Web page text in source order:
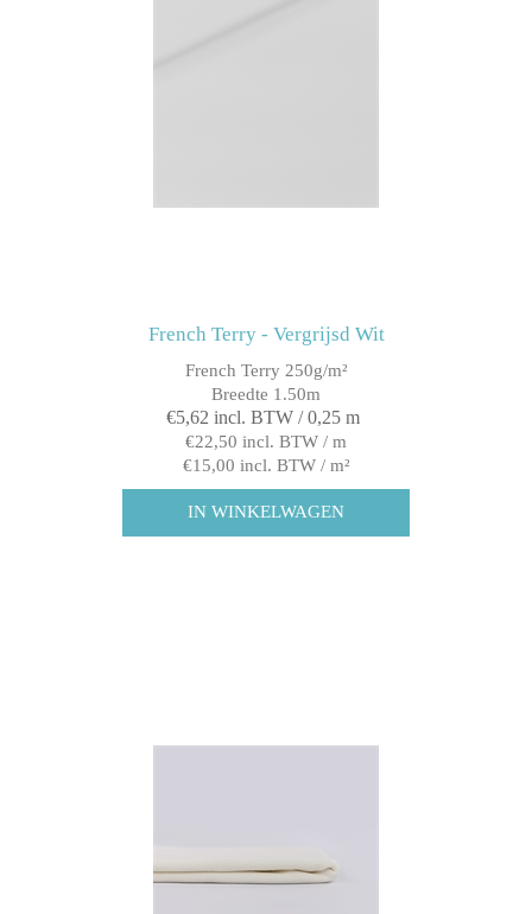
French Terry - Vergrijsd Wit
French Terry 250g/m²
Breedte 1.50m
€5,62 incl. BTW / 0,25 m
€22,50 incl. BTW / m
€15,00 incl. BTW / m²